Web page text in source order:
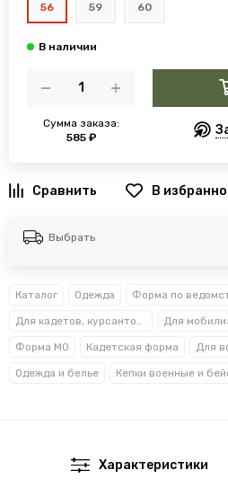
56 59 60
Сумма заказа:
585 ₽
В
Выбрать
Каталог Одежда Форма по
Для кадетов, курсантов, студентов Для
Форма МО Кадетская форма Для
Одежда и белье
Характеристики